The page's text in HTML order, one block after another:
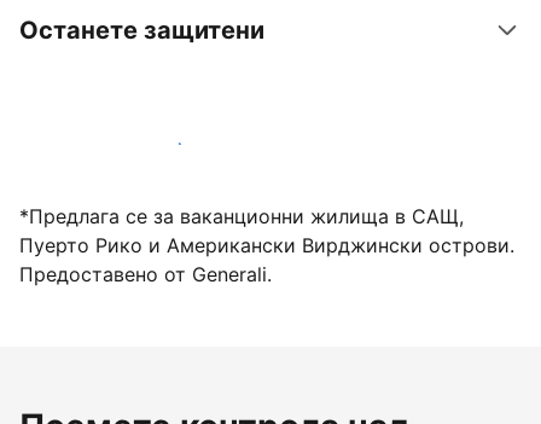
Останете защитени
Посрещайте гости с нас днес
*Предлага се за ваканционни жилища в САЩ,
Пуерто Рико и Американски Вирджински острови.
Предоставено от Generali.